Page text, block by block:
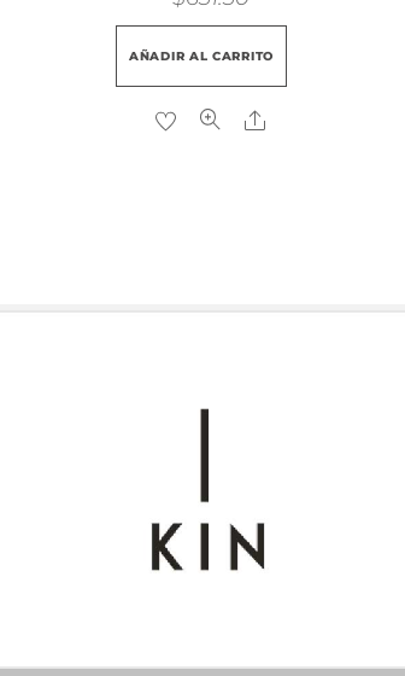
AÑADIR AL CARRITO
Share